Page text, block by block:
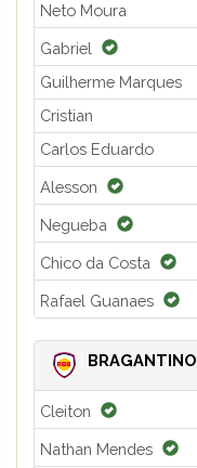
Neto Moura
Gabriel
Guilherme Marques
Cristian
Carlos Eduardo
Alesson
Negueba
Chico da Costa
Rafael Guanaes
BRAGANTINO
Cleiton
Nathan Mendes